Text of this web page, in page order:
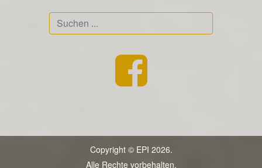
Copyright © EPI 2026.
Alle Rechte vorbehalten.